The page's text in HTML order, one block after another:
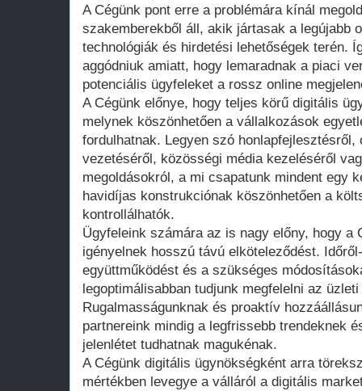
A Cégünk pont erre a problémára kínál
szakemberekből áll, akik jártasak a legújabb
technológiák és hirdetési lehetőségek terén.
aggódniuk amiatt, hogy lemaradnak a piaci
potenciális ügyfeleket a rossz online
A Cégünk előnye, hogy teljes körű digitális
melynek köszönhetően a vállalkozások
fordulhatnak. Legyen szó honlapfejlesztésről,
vezetéséről, közösségi média kezeléséről
megoldásokról, a mi csapatunk mindent egy
havidíjas konstrukciónak köszönhetően a
kontrollálhatók.
Ügyfeleink számára az is nagy előny, hogy a
igényelnek hosszú távú elköteleződést.
együttműködést és a szükséges
legoptimálisabban tudjunk megfelelni az
Rugalmasságunknak és proaktív
partnereink mindig a legfrissebb trendeknek
jelenlétet tudhatnak magukénak.
A Cégünk digitális ügynökségként arra
mértékben levegye a válláról a digitális